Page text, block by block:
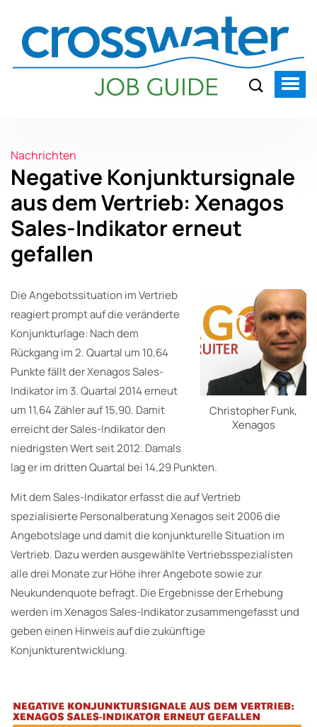
Nachrichten
Negative Konjunktursignale
aus dem Vertrieb: Xenagos
Sales-Indikator erneut
gefallen
Christopher Funk,
Xenagos
Die Angebotssituation im Vertrieb
reagiert prompt auf die veränderte
Konjunkturlage: Nach dem
Rückgang im 2. Quartal um 10,64
Punkte fällt der Xenagos Sales-
Indikator im 3. Quartal 2014 erneut
um 11,64 Zähler auf 15,90. Damit
erreicht der Sales-Indikator den
niedrigsten Wert seit 2012. Damals
lag er im dritten Quartal bei 14,29 Punkten.
Mit dem Sales-Indikator erfasst die auf Vertrieb
spezialisierte Personalberatung Xenagos seit 2006 die
Angebotslage und damit die konjunkturelle Situation im
Vertrieb. Dazu werden ausgewählte Vertriebsspezialisten
alle drei Monate zur Höhe ihrer Angebote sowie zur
Neukundenquote befragt. Die Ergebnisse der Erhebung
werden im Xenagos Sales-Indikator zusammengefasst und
geben einen Hinweis auf die zukünftige
Konjunkturentwicklung.